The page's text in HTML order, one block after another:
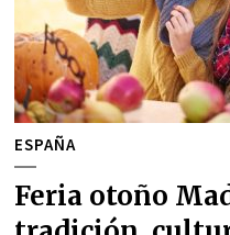
ESPAÑA
Feria otoño